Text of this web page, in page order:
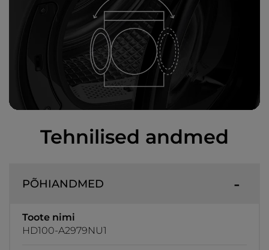
Tehnilised andmed
PÕHIANDMED
Toote nimi
HD100-A2979NU1